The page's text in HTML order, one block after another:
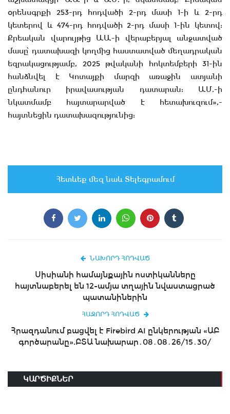
օրենսգրքի 253-րդ հոդվածի 2-րդ մասի 1-ի և 2-րդ
կետերով և 474-րդ հոդվածի 2-րդ մասի 1-ին կետով:
Քրեական վարույթից Ա.Ա.-ի վերաբերյալ անջատված
մասը՝ դատախազի կողմից հաստատված մեղադրական
եզրակացությամբ, 2025 թվականի հոկտեմբերի 31-ին
հանձնվել է Կոտայքի մարզի առաջին ատյանի
ընդհանուր իրավասության դատարան: Ա.Մ.-ի
նկատմամբ հայտարարված է հետախուզում»,-
հայտնեցին դատախազությունից:
Հետևեք մեզ նաև Տելեգրամում
ՆԱԽՈՐԴ ՀՈԴՎԱԾ
Սիսիանի համայնքային ոստիկանները
հայտնաբերել են 12-ամյա տղային նվաստացրած
պատանիներին
ՀԱՋՈՐԴ ՀՈԴՎԱԾ
Հրազդանում բացվել է Firebird AI ընկերության «ԱԲ
գործարանը».ԲՏԱ նախարար․08․08․26/15․30/
ԿԱՐԾԻՔՆԵՐ